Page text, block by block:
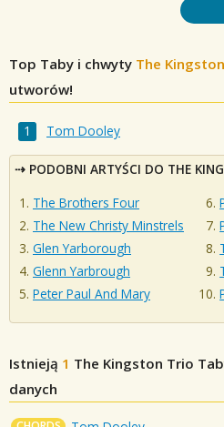
Top Taby i chwyty The
utworów!
Tom Dooley
PODOBNI ARTYŚCI DO THE
The Brothers Four
The New Christy Minstrels
Glen Yarborough
Glenn Yarbrough
Peter Paul And Mary
Istnieją 1 The Kingston Trio
danych